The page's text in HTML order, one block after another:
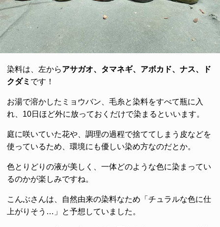
染料は、左からアサガオ、タマネギ、アボカド、ナス、ド
クダミ です！
お湯で溶かしたミョウバン、毛糸と染料をすべて瓶に入
れ、10日ほど外に放っておくだけで染まるといいます。
庭に咲いていた花や、調理の過程で捨ててしまう皮などを
使っているため、環境にも優しい染め方なのだとか。
色とりどりの液が美しく、一体どのような色に染まってい
るのかが楽しみですね。
こんぶさんは、自然由来の染料なため「チュラルな色に仕
上がりそう…」と予想していました。